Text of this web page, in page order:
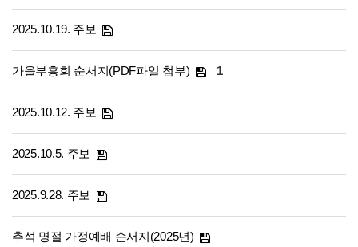
2025.10.19. 주보
가을부흥회 순서지(PDF파일 첨부) 1
2025.10.12. 주보
2025.10.5. 주보
2025.9.28. 주보
추석 명절 가정예배 순서지(2025년)